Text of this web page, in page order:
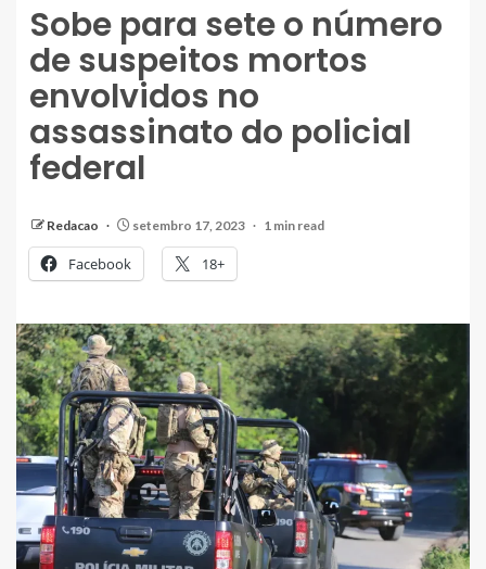
Sobe para sete o número
de suspeitos mortos
envolvidos no
assassinato do policial
federal
Redacao setembro 17, 2023 1 min read
Facebook 18+